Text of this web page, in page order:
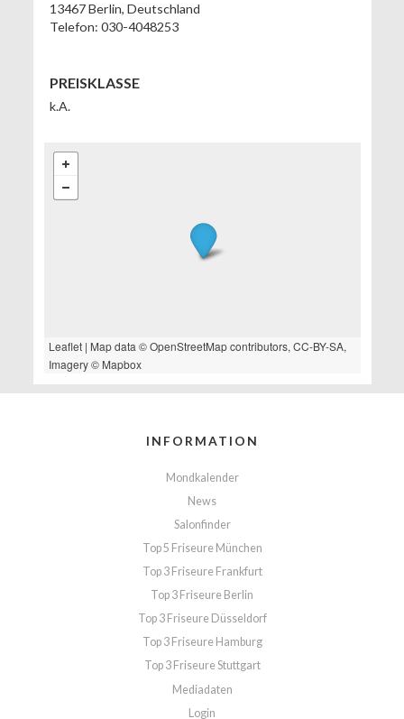
13467Berlin, Deutschland
Telefon: 030-4048253
PREISKLASSE
k.A.
Leaflet| Map data ©OpenStreetMapcontributors, CC-BY-SA,
Imagery © Mapbox
INFORMATION
Mondkalender
News
Salonfinder
Top 5 Friseure München
Top 3 Friseure Frankfurt
Top 3 Friseure Berlin
Top 3 Friseure Düsseldorf
Top 3 Friseure Hamburg
Top 3 Friseure Stuttgart
Mediadaten
Login